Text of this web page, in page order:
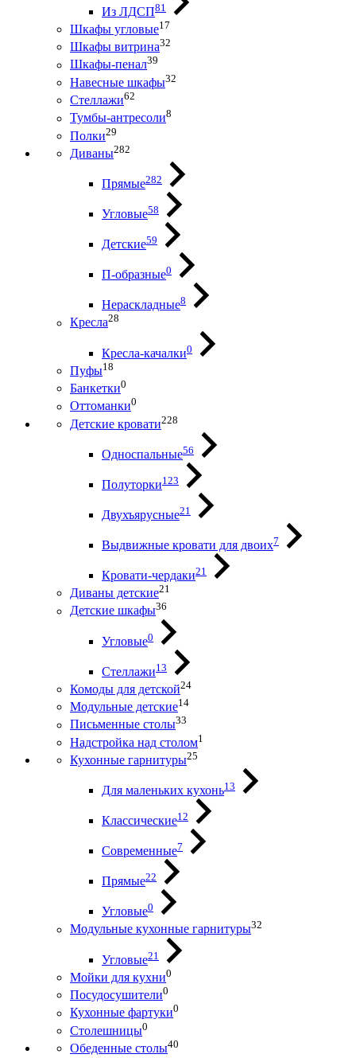
Из ЛДСП81
Шкафы угловые17
Шкафы витрина32
Шкафы-пенал39
Навесные шкафы32
Стеллажи62
Тумбы-антресоли8
Полки29
Диваны282
Прямые282
Угловые58
Детские59
П-образные0
Нераскладные8
Кресла28
Кресла-качалки0
Пуфы18
Банкетки0
Оттоманки0
Детские кровати228
Односпальные56
Полуторки123
Двухъярусные21
Выдвижные кровати для двоих7
Кровати-чердаки21
Диваны детские21
Детские шкафы36
Угловые0
Стеллажи13
Комоды для детской24
Модульные детские14
Письменные столы33
Надстройка над столом1
Кухонные гарнитуры25
Для маленьких кухонь13
Классические12
Современные7
Прямые22
Угловые0
Модульные кухонные гарнитуры32
Угловые21
Мойки для кухни0
Посудосушители0
Кухонные фартуки0
Столешницы0
Обеденные столы40